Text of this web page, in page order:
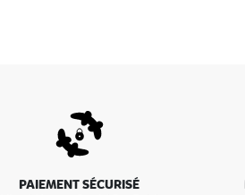
PAIEMENT SÉCURISÉ